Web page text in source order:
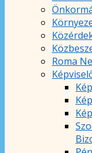
Roma